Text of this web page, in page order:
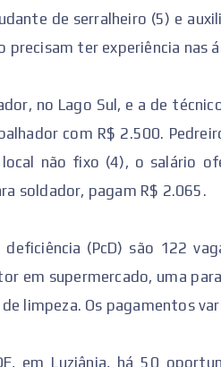
de serralheiro (5) e
precisam ter experiência nas
no Lago Sul, e a de
com R$ 2.500.
não fixo (4), o salário
soldador, pagam R$ 2.065.
deficiência (PcD) são 122
em supermercado, uma
limpeza. Os pagamentos
em Luziânia, há 50